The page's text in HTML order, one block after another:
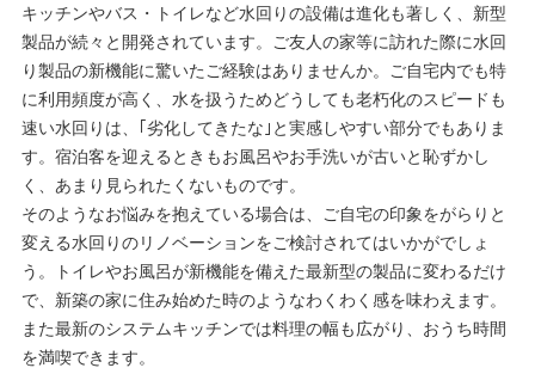
キッチンやバス・トイレなど水回りの設備は進化も著しく、新型
製品が続々と開発されています。ご友人の家等に訪れた際に水回
り製品の新機能に驚いたご経験はありませんか。ご自宅内でも特
に利用頻度が高く、水を扱うためどうしても老朽化のスピードも
速い水回りは、｢劣化してきたな｣と実感しやすい部分でもありま
す。宿泊客を迎えるときもお風呂やお手洗いが古いと恥ずかし
く、あまり見られたくないものです。
そのようなお悩みを抱えている場合は、ご自宅の印象をがらりと
変える水回りのリノベーションをご検討されてはいかがでしょ
う。トイレやお風呂が新機能を備えた最新型の製品に変わるだけ
で、新築の家に住み始めた時のようなわくわく感を味わえます。
また最新のシステムキッチンでは料理の幅も広がり、おうち時間
を満喫できます。